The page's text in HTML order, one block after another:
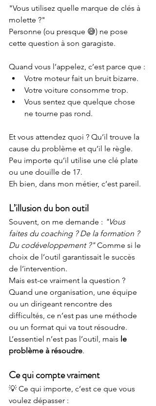
"Vous utilisez quelle marque de clés à
molette ?"
Personne (ou presque 😅) ne pose
cette question à son garagiste.
Quand vous l’appelez, c’est parce que :
Votre moteur fait un bruit bizarre.
Votre voiture consomme trop.
Vous sentez que quelque chose
ne tourne pas rond.
Et vous attendez quoi ? Qu’il trouve la
cause du problème et qu’il le règle.
Peu importe qu’il utilise une clé plate
ou une douille de 17.
Eh bien, dans mon métier, c’est pareil.
L’illusion du bon outil
Souvent, on me demande : "Vous
faites du coaching ? De la formation ?
Du codéveloppement ?" Comme si le
choix de l’outil garantissait le succès
de l’intervention.
Mais est-ce vraiment la question ?
Quand une organisation, une équipe
ou un dirigeant rencontre des
difficultés, ce n’est pas une méthode
ou un format qui va tout résoudre.
L’essentiel n’est pas l’outil, mais le
problème à résoudre.
Ce qui compte vraiment
💡 Ce qui importe, c’est ce que vous
voulez dépasser :